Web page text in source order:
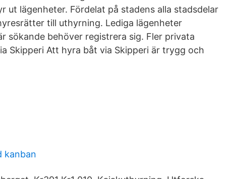
ut lägenheter. Fördelat på stadens alla stadsdelar
till uthyrning. Lediga lägenheter
sökande behöver registrera sig. Fler privata
Skipperi Att hyra båt via Skipperi är trygg och
kanban